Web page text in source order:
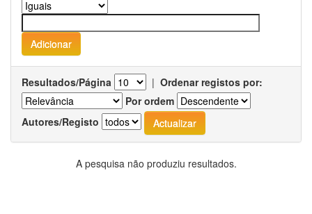
Resultados/Página | Ordenar registos por:
Por ordem
Autores/Registo
A pesquisa não produziu resultados.